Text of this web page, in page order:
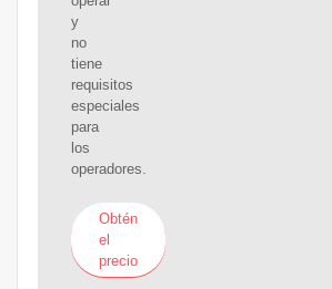
y
no
tiene
requisitos
especiales
para
los
operadores.
Obtén
el
precio